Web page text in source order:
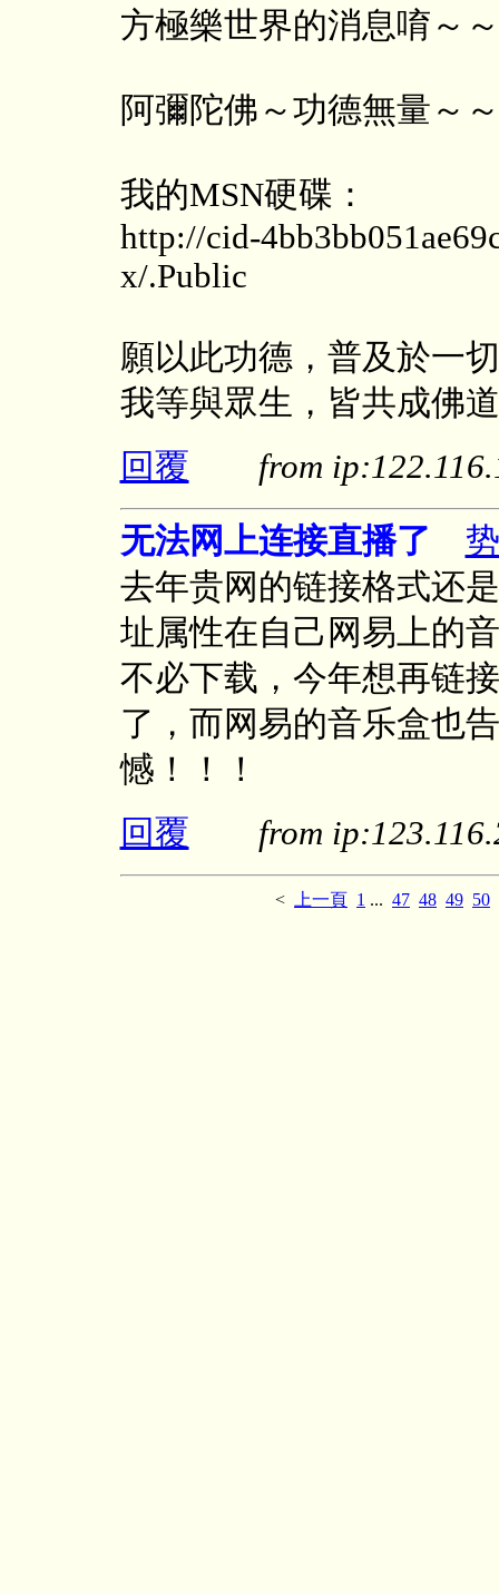
方極樂世界的消息唷
阿彌陀佛～功德無量～
我的MSN硬碟：
http://cid-
x/.Public
願以此功德，普及於一切
我等與眾生，皆共成佛道
回覆
from
无法网上连接直播了
去年贵网的链接格式还
址属性在自己网易上的
不必下载，今年想再链
了，而网易的音乐盒也
憾！！！
回覆
from
< 上一頁 1 ... 47 48 49 50